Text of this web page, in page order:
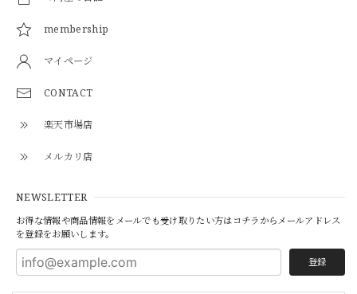
membership
マイページ
CONTACT
楽天市場店
メルカリ店
NEWSLETTER
お得な情報や商品情報をメールでも受け取りたい方はコチラからメールアドレス
を登録をお願いします。
登録